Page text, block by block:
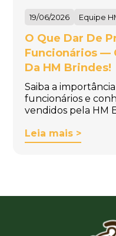
19/06/2026 Equipe
O Que Dar De
Funcionários —
Da HM Brindes!
Saiba a
funcionários e
vendidos pela HM
Leia mais >